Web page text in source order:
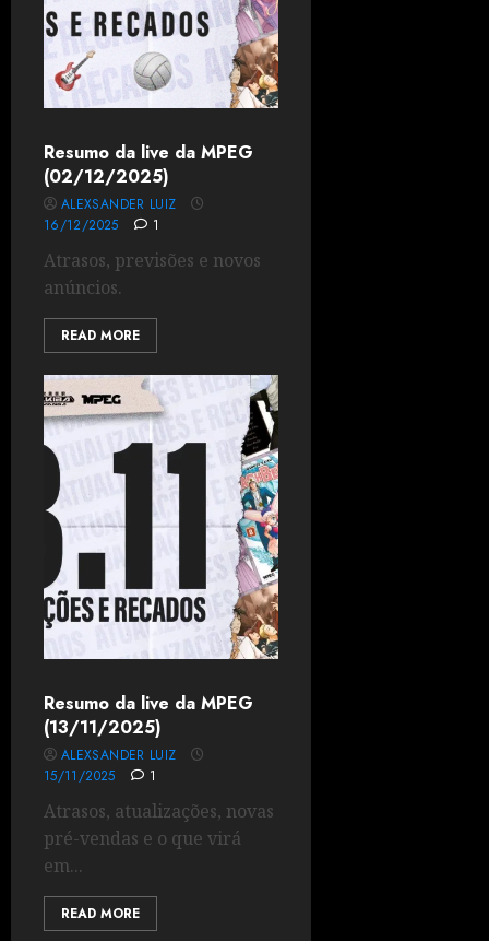
Resumo da live da MPEG
(02/12/2025)
ALEXSANDER LUIZ
16/12/2025
1
Atrasos, previsões e novos
anúncios.
READ MORE
Resumo da live da MPEG
(13/11/2025)
ALEXSANDER LUIZ
15/11/2025
1
Atrasos, atualizações, novas
pré-vendas e o que virá
em...
READ MORE